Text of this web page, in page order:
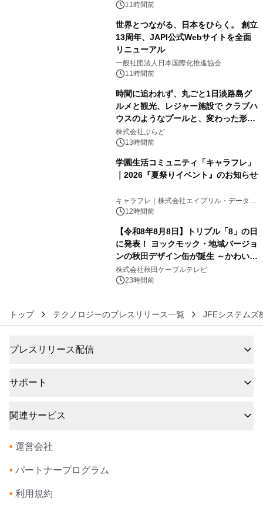
11時間前
世界とつながる、日本をひらく。 創立
13周年、JAPI公式Webサイトを全面
リニューアル
一般社団法人日本国際化推進協会
11時間前
時間に追われず、丸ごと1日淡路島グ
ルメと観光、レジャー施設で クラブハ
ウスのようなプールと、変わった形の
サウナも 「THE BOXY AWAJI」のお
得な素泊まり連泊プランで
株式会社ぷらど
13時間前
学園生活コミュニティ「キャラフレ」
｜2026『夏祭りイベント』のお知らせ
キャラフレ｜株式会社エイプリル・データ・
デザインズ
12時間前
【令和8年8月8日】トリプル「8」の日
に発表！ ヨックモック・地域バージョ
ンの秋田デザイン缶が誕生 ～かわいい
秋田犬の子犬と秋田の四季と名所を巡
るパッケージ～ 9月1日(火)秋田県内で
株式会社秋田ケーブルテレビ
23時間前
トップ テクノロジーのプレスリリース一覧 JFEシステムズ
プレスリリース配信
サポート
関連サービス
• 運営会社
• パートナープログラム
• 利用規約